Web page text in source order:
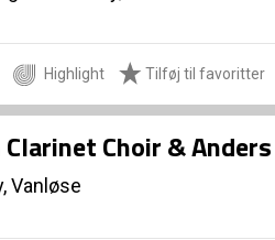
Highlight Tilføj til favoritter
Clarinet Choir &
Vanløse